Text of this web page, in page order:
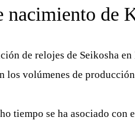
nacimiento de
de relojes de Seikosha
volúmenes de
tiempo se ha asociado